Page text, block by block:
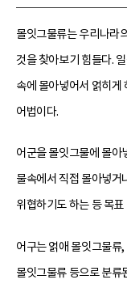
몰잇그물류는 우리나라
것을 찾아보기 힘들다.
속에 몰아넣어서 얽히게
어법이다.
어군을 몰잇그물에 몰아
물속에서 직접 몰아넣거
위협하기도 하는 등 목
어구는 얽애 몰잇그물류
몰잇그물류 등으로 분류